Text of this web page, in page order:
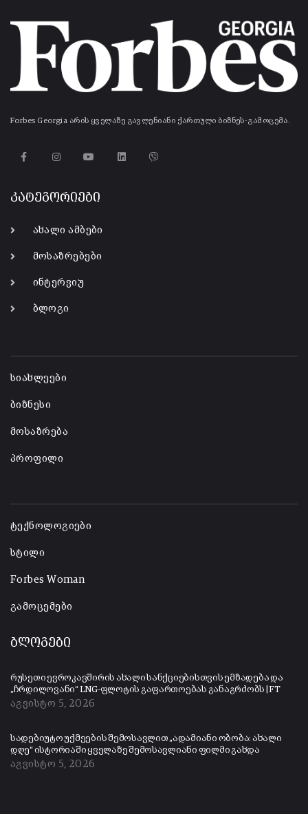
Forbes Georgia არის ყველაზე გავლენიანი ქართული ბიზნეს-გამოცემა.
კატეგორიები
ახალი ამბები
მოსაზრებები
ინტერვიუ
ბლოგი
სიახლეები
ბიზნესი
მოსაზრება
პროფილი
ტექნოლოგიები
სტილი
Forbes Woman
გამოცემები
ბლოგები
რუსეთი ევროკავშირის ახალი სანქციებისთვის ემზადება და
„ჩრდილოვანი“ LNG-ფლოტის გაფართოებას განაგრძობს | FT
აგვისტო 5, 2026
სადებიუტო უქმეების შემოსავლით „ადამიანი ობობა: ახალი
დღე“ ისტორიაში ყველაზე შემოსავლიანი ფილმი გახდა
აგვისტო 5, 2026